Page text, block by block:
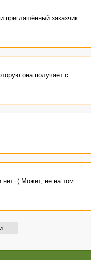
приглашённый заказчик
она получает с
нет :( Может, не на том